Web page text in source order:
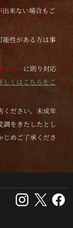
出来ない場合もご
能性がある方は事
リシーに則り対応
しくはこちらをご
ください。未成年
調をきたしたとし
じめご了承くださ